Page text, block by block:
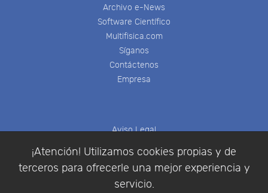
¡Atención! Utilizamos cookies propias y de
terceros para ofrecerle una mejor experiencia y
servicio.
Archivo e-News
Software Científico
Multifisica.com
Síganos
Contáctenos
Empresa
Aviso Legal
Política de Privacidad
Condiciones de compra
Identificarse